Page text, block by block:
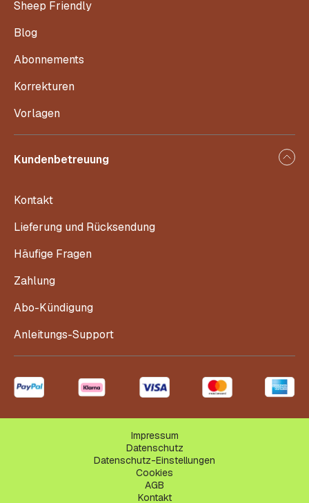
Sheep Friendly
Blog
Abonnements
Korrekturen
Vorlagen
Kundenbetreuung
Kontakt
Lieferung und Rücksendung
Häufige Fragen
Zahlung
Abo-Kündigung
Anleitungs-Support
Impressum
Datenschutz
Datenschutz-Einstellungen
Cookies
AGB
Kontakt